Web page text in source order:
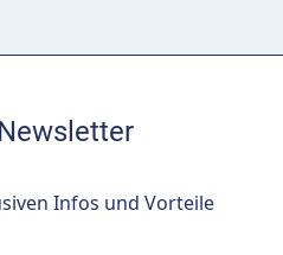
Infos und Vorteile